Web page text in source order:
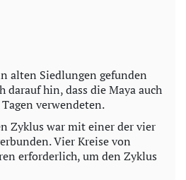
alten Siedlungen gefunden
darauf hin, dass die Maya auch
verwendeten.
Zyklus war mit einer der vier
Vier Kreise von
erforderlich, um den Zyklus